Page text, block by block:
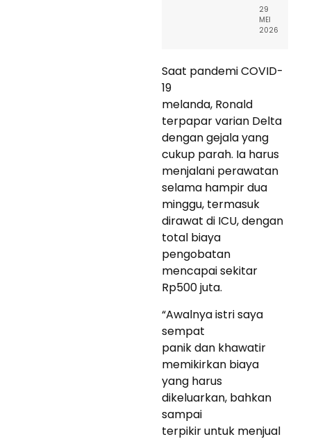
29
MEI
2026
Saat pandemi COVID-
19
melanda, Ronald
terpapar varian Delta
dengan gejala yang
cukup parah. Ia harus
menjalani perawatan
selama hampir dua
minggu, termasuk
dirawat di ICU, dengan
total biaya
pengobatan
mencapai sekitar
Rp500 juta.
“Awalnya istri saya
sempat
panik dan khawatir
memikirkan biaya
yang harus
dikeluarkan, bahkan
sampai
terpikir untuk menjual